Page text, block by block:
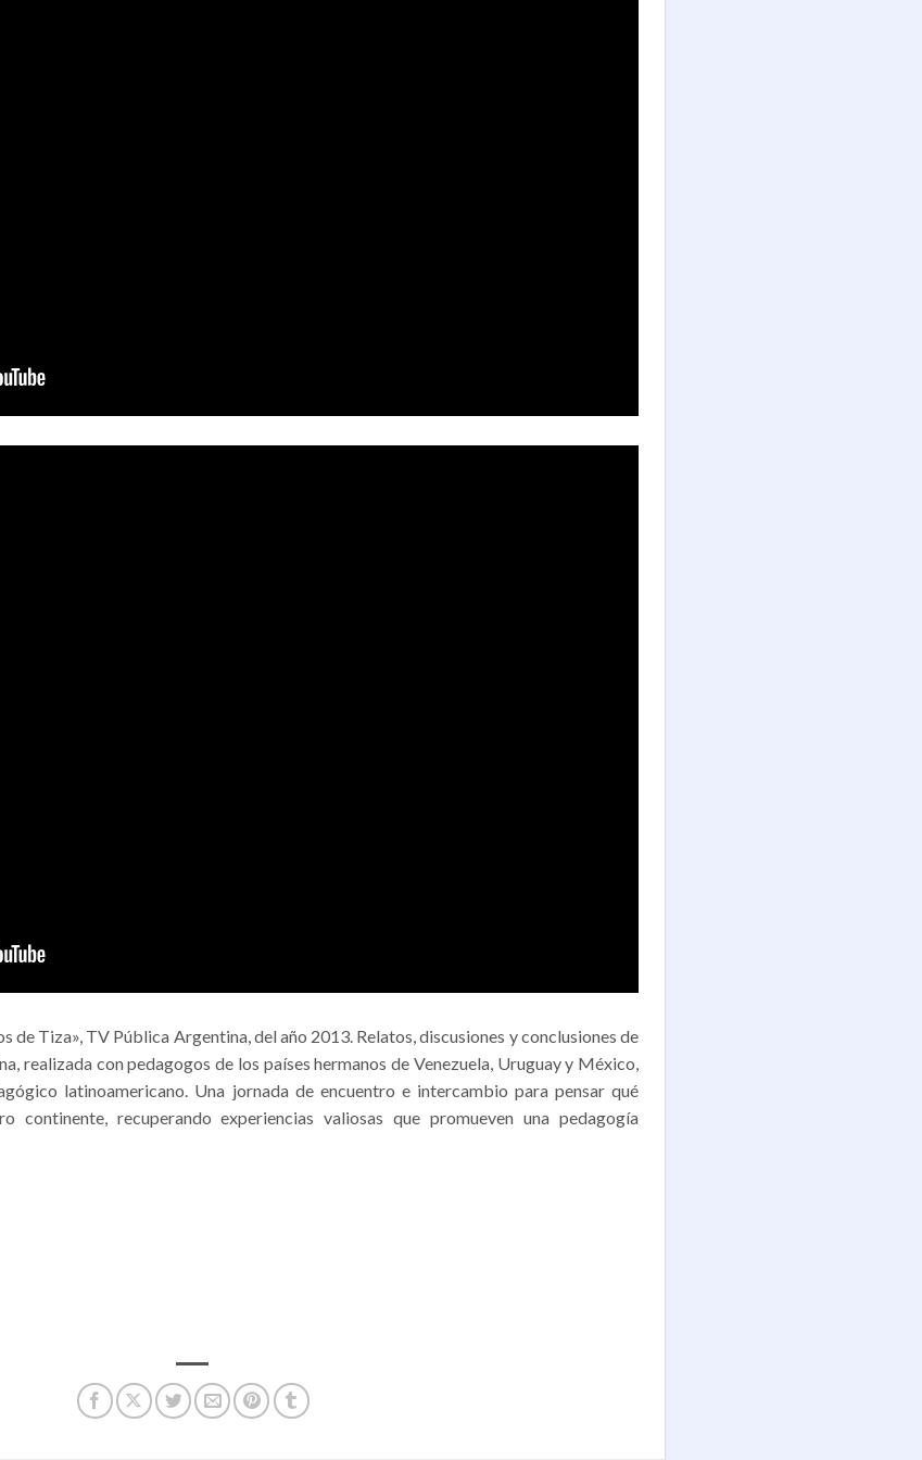
de Tiza», TV Pública Argentina, del año 2013. Relatos, discusiones y conclusiones de
realizada con pedagogos de los países hermanos de Venezuela, Uruguay y México,
latinoamericano. Una jornada de encuentro e intercambio para pensar qué
continente, recuperando experiencias valiosas que promueven una pedagogía